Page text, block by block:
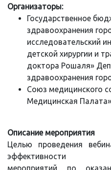
Организаторы:
Государственное
здравоохранения
исследовательский
детской хирургии и
доктора Рошаля»
здравоохранения
Союз медицинского
Медицинская
Описание мероприятия
Целью проведения
эффективности
мероприятий по